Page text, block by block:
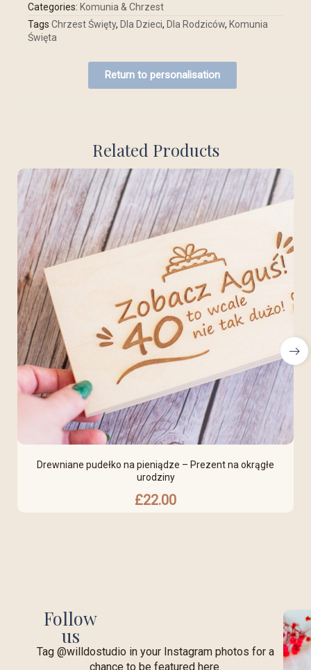
Categories: Komunia & Chrzest
Tags Chrzest Święty, Dla Dzieci, Dla Rodziców, Komunia
Święta
Return to personalisation
Related Products
Drewniane pudełko na pieniądze – Prezent na okrągłe
urodziny
£22.00
Follow
us
Tag @willdostudio in your Instagram photos for a
chance to be featured here.